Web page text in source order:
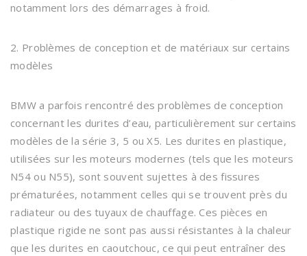
notamment lors des démarrages à froid.
2. Problèmes de conception et de matériaux sur certains
modèles
BMW a parfois rencontré des problèmes de conception
concernant les durites d’eau, particulièrement sur certains
modèles de la série 3, 5 ou X5. Les durites en plastique,
utilisées sur les moteurs modernes (tels que les moteurs
N54 ou N55), sont souvent sujettes à des fissures
prématurées, notamment celles qui se trouvent près du
radiateur ou des tuyaux de chauffage. Ces pièces en
plastique rigide ne sont pas aussi résistantes à la chaleur
que les durites en caoutchouc, ce qui peut entraîner des